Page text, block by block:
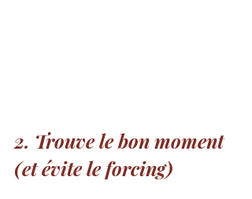
2. Trouve le bon moment
(et évite le forcing)